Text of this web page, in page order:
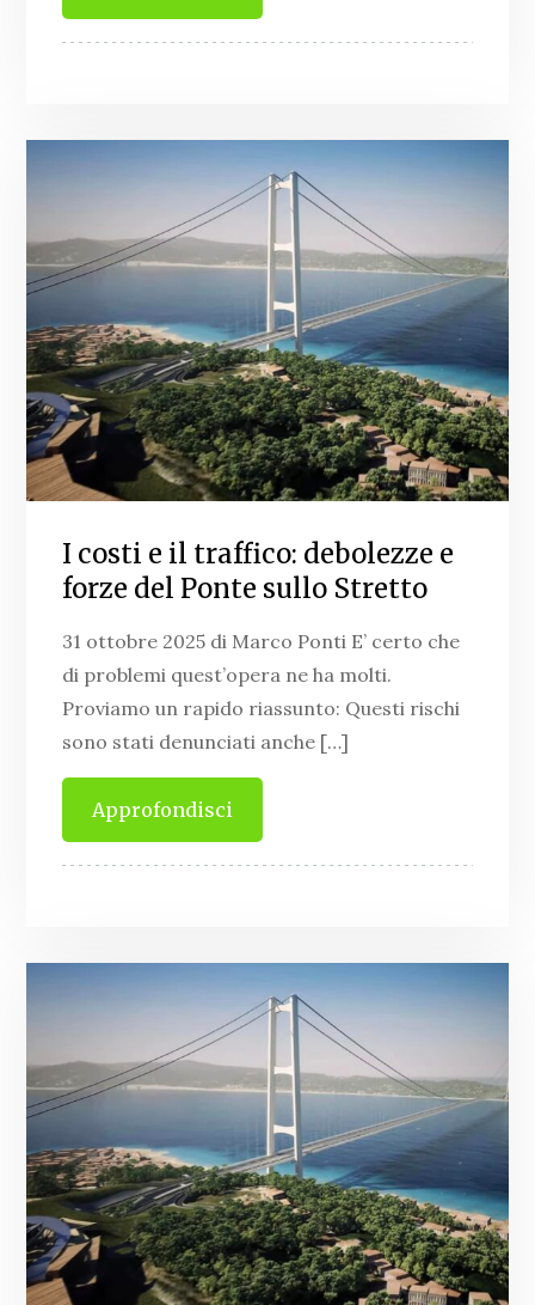
I costi e il traffico: debolezze e
forze del Ponte sullo Stretto
31 ottobre 2025 di Marco Ponti E’ certo che
di problemi quest’opera ne ha molti.
Proviamo un rapido riassunto: Questi rischi
sono stati denunciati anche […]
Approfondisci